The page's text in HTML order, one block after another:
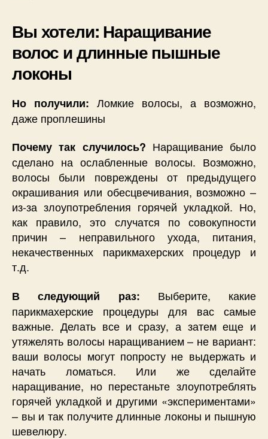
Вы хотели: Наращивание
волос и длинные пышные
локоны
Но получили: Ломкие волосы, а возможно,
даже проплешины
Почему так случилось? Наращивание было
сделано на ослабленные волосы. Возможно,
волосы были повреждены от предыдущего
окрашивания или обесцвечивания, возможно –
из-за злоупотребления горячей укладкой. Но,
как правило, это случатся по совокупности
причин – неправильного ухода, питания,
некачественных парикмахерских процедур и
т.д.
В следующий раз: Выберите, какие
парикмахерские процедуры для вас самые
важные. Делать все и сразу, а затем еще и
утяжелять волосы наращиванием – не вариант:
ваши волосы могут попросту не выдержать и
начать ломаться. Или же сделайте
наращивание, но перестаньте злоупотреблять
горячей укладкой и другими «экспериментами»
– вы и так получите длинные локоны и пышную
шевелюру.